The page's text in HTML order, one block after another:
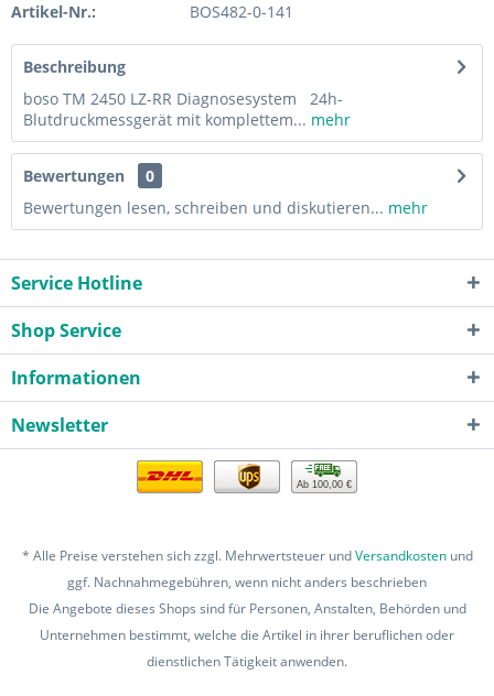
Artikel-Nr.: BOS482-0-141
Beschreibung
boso TM 2450 LZ-RR Diagnosesystem 24h-
Blutdruckmessgerät mit komplettem... mehr
Bewertungen
0
Bewertungen lesen, schreiben und diskutieren... mehr
Service Hotline
Shop Service
Informationen
Newsletter
Ab 100,00 €
* Alle Preise verstehen sich zzgl. Mehrwertsteuer undVersandkostenund
ggf. Nachnahmegebühren, wenn nicht anders beschrieben
Die Angebote dieses Shops sind für Personen, Anstalten, Behörden und
Unternehmen bestimmt, welche die Artikel in ihrer beruflichen oder
dienstlichen Tätigkeit anwenden.